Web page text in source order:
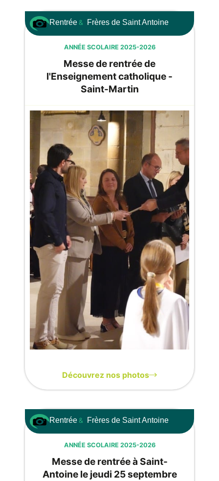
Rentrée & Frères de Saint Antoine
ANNÉE SCOLAIRE 2025-2026
Messe de rentrée de
l'Enseignement catholique -
Saint-Martin
Découvrez nos photos
Rentrée & Frères de Saint Antoine
ANNÉE SCOLAIRE 2025-2026
Messe de rentrée à Saint-
Antoine le jeudi 25 septembre